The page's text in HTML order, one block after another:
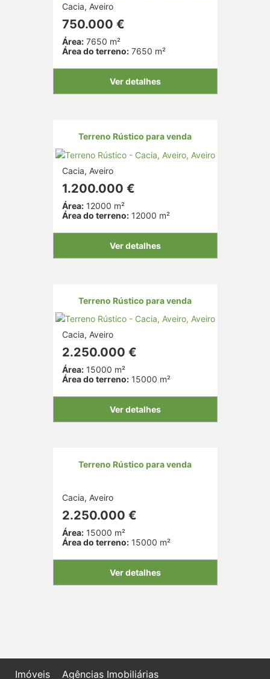
Cacia, Aveiro
750.000 €
Área:7650 m²
Área do terreno:7650 m²
Ver detalhes
Terreno Rústico para venda
Cacia, Aveiro
1.200.000 €
Área:12000 m²
Área do terreno:12000 m²
Ver detalhes
Terreno Rústico para venda
Cacia, Aveiro
2.250.000 €
Área:15000 m²
Área do terreno:15000 m²
Ver detalhes
Terreno Rústico para venda
Cacia, Aveiro
2.250.000 €
Área:15000 m²
Área do terreno:15000 m²
Ver detalhes
Imóveis Agências Imobiliárias